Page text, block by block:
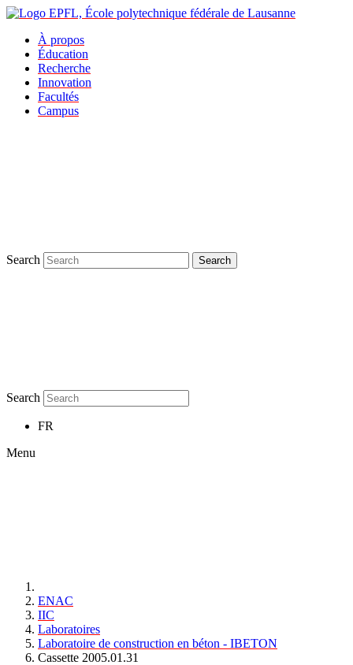
À propos
Éducation
Recherche
Innovation
Facultés
Campus
Search Search
Search
FR
Menu
ENAC
IIC
Laboratoires
Laboratoire de construction en béton - IBETON
Cassette 2005.01.31